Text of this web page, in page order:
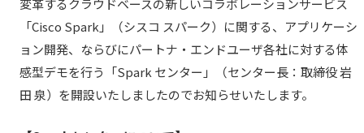
変革するクラウドベースの新しいコラボレーションサービス
「Cisco Spark」（シスコ スパーク）に関する、アプリケーシ
ョン開発、ならびにパートナ・エンドユーザ各社に対する体
感型デモを行う「Spark センター」（センター長：取締役 岩
田 泉）を開設いたしましたのでお知らせいたします。